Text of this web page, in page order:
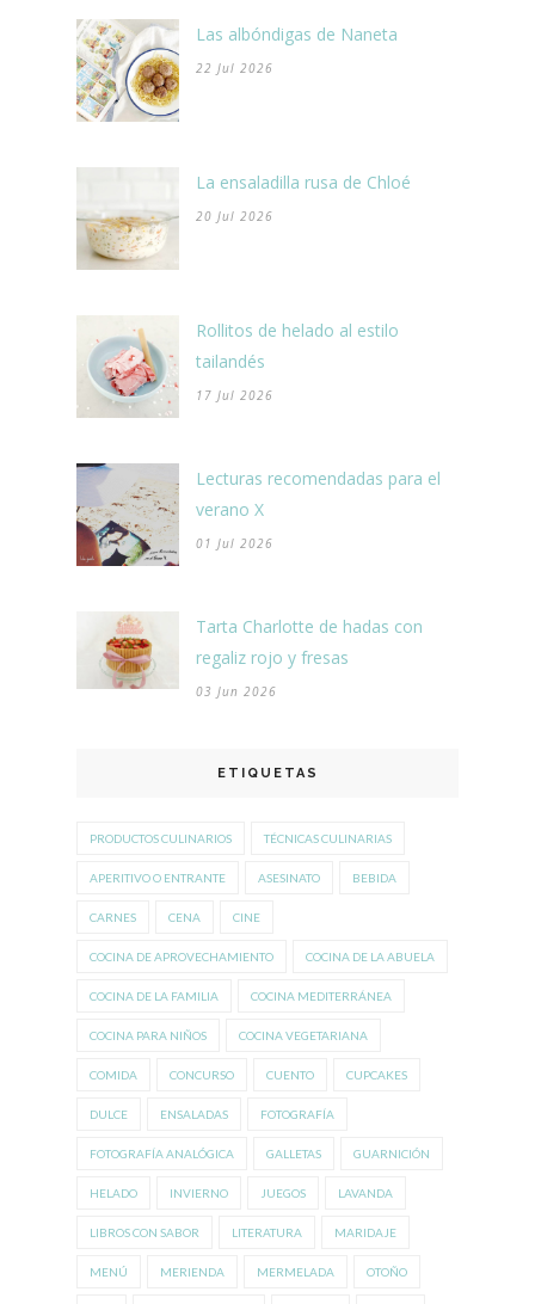
Las albóndigas de Naneta
22 Jul 2026
La ensaladilla rusa de Chloé
20 Jul 2026
Rollitos de helado al estilo
tailandés
17 Jul 2026
Lecturas recomendadas para el
verano X
01 Jul 2026
Tarta Charlotte de hadas con
regaliz rojo y fresas
03 Jun 2026
ETIQUETAS
PRODUCTOS CULINARIOS TÉCNICAS CULINARIAS
APERITIVO O ENTRANTE ASESINATO BEBIDA
CARNES CENA CINE
COCINA DE APROVECHAMIENTO COCINA DE LA ABUELA
COCINA DE LA FAMILIA COCINA MEDITERRÁNEA
COCINA PARA NIÑOS COCINA VEGETARIANA
COMIDA CONCURSO CUENTO CUPCAKES
DULCE ENSALADAS FOTOGRAFÍA
FOTOGRAFÍA ANALÓGICA GALLETAS GUARNICIÓN
HELADO INVIERNO JUEGOS LAVANDA
LIBROS CON SABOR LITERATURA MARIDAJE
MENÚ MERIENDA MERMELADA OTOÑO